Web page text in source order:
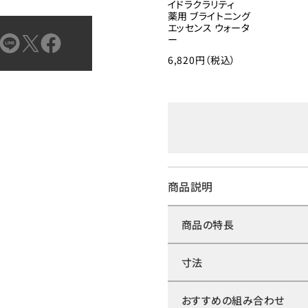
イドラクラリティ
薬用 ブライトニング
エッセンス ウォータ
ー
6,820円（税込）
商品説明
商品の特長
寸法
おすすめの組み合わせ